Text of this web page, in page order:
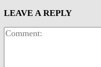
LEAVE A REPLY